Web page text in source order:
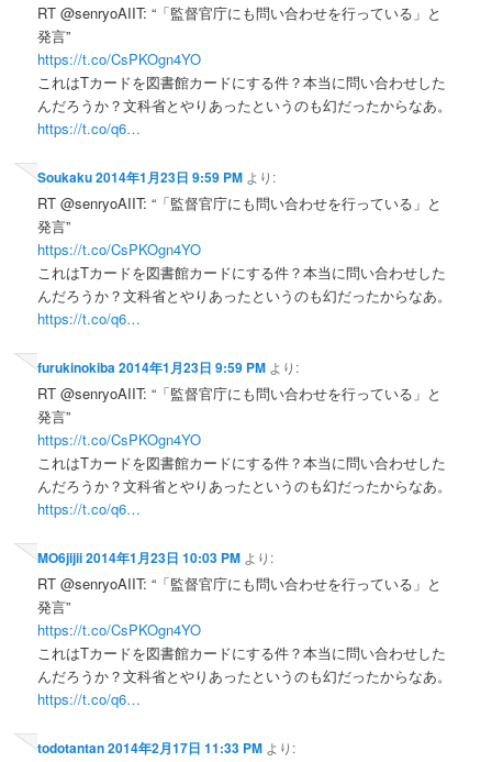
RT @senryoAIIT: “「監督官庁にも問い合わせを行っている」と
発言”
https://t.co/CsPKOgn4YO
これはTカードを図書館カードにする件？本当に問い合わせした
んだろうか？文科省とやりあったというのも幻だったからなあ。
https://t.co/q6…
Soukaku2014年1月23日 9:59 PM より:
RT @senryoAIIT: “「監督官庁にも問い合わせを行っている」と
発言”
https://t.co/CsPKOgn4YO
これはTカードを図書館カードにする件？本当に問い合わせした
んだろうか？文科省とやりあったというのも幻だったからなあ。
https://t.co/q6…
furukinokiba2014年1月23日 9:59 PM より:
RT @senryoAIIT: “「監督官庁にも問い合わせを行っている」と
発言”
https://t.co/CsPKOgn4YO
これはTカードを図書館カードにする件？本当に問い合わせした
んだろうか？文科省とやりあったというのも幻だったからなあ。
https://t.co/q6…
MO6jijii2014年1月23日 10:03 PM より:
RT @senryoAIIT: “「監督官庁にも問い合わせを行っている」と
発言”
https://t.co/CsPKOgn4YO
これはTカードを図書館カードにする件？本当に問い合わせした
んだろうか？文科省とやりあったというのも幻だったからなあ。
https://t.co/q6…
todotantan2014年2月17日 11:33 PM より: